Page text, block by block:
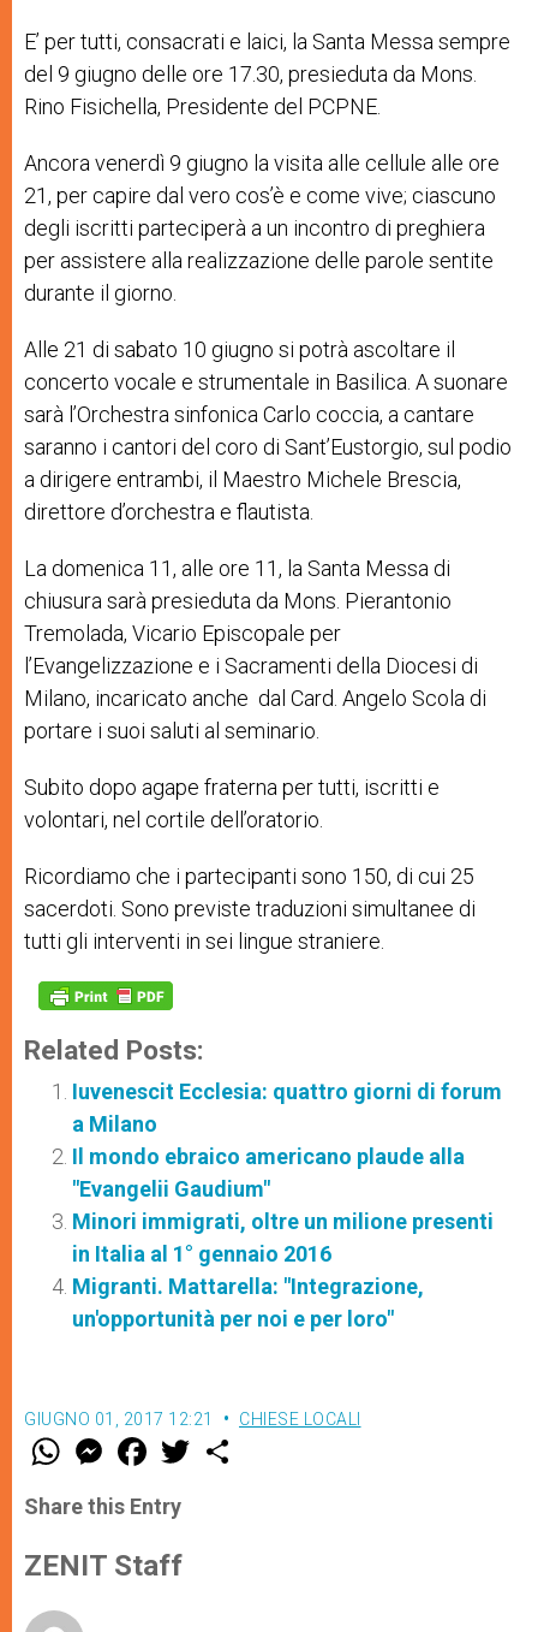
E’ per tutti, consacrati e laici, la Santa Messa sempre
del 9 giugno delle ore 17.30, presieduta da Mons.
Rino Fisichella, Presidente del PCPNE.
Ancora venerdì 9 giugno la visita alle cellule alle ore
21, per capire dal vero cos’è e come vive; ciascuno
degli iscritti parteciperà a un incontro di preghiera
per assistere alla realizzazione delle parole sentite
durante il giorno.
Alle 21 di sabato 10 giugno si potrà ascoltare il
concerto vocale e strumentale in Basilica. A suonare
sarà l’Orchestra sinfonica Carlo coccia, a cantare
saranno i cantori del coro di Sant’Eustorgio, sul podio
a dirigere entrambi, il Maestro Michele Brescia,
direttore d’orchestra e flautista.
La domenica 11, alle ore 11, la Santa Messa di
chiusura sarà presieduta da Mons. Pierantonio
Tremolada, Vicario Episcopale per
l’Evangelizzazione e i Sacramenti della Diocesi di
Milano, incaricato anche dal Card. Angelo Scola di
portare i suoi saluti al seminario.
Subito dopo agape fraterna per tutti, iscritti e
volontari, nel cortile dell’oratorio.
Ricordiamo che i partecipanti sono 150, di cui 25
sacerdoti. Sono previste traduzioni simultanee di
tutti gli interventi in sei lingue straniere.
Related Posts:
Iuvenescit Ecclesia: quattro giorni di forum
a Milano
Il mondo ebraico americano plaude alla
"Evangelii Gaudium"
Minori immigrati, oltre un milione presenti
in Italia al 1° gennaio 2016
Migranti. Mattarella: "Integrazione,
un'opportunità per noi e per loro"
GIUGNO 01, 2017 12:21 CHIESE LOCALI
W
t
s
p
p
M
e
s
e
g
e
F
a
e
b
o
k
w
Share this Entry
ZENIT Staff